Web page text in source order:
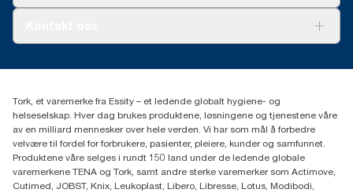
(+47) 22 70 62 00
Fredrik Selmers vei 6
0603 OSLO
Tork, et varemerke fra Essity – et ledende globalt hygiene- og
helseselskap. Hver dag brukes produktene, løsningene og tjenestene våre
av en milliard mennesker over hele verden. Vi har som mål å forbedre
velvære til fordel for forbrukere, pasienter, pleiere, kunder og samfunnet.
Produktene våre selges i rundt 150 land under de ledende globale
varemerkene TENA og Tork, samt andre sterke varemerker som Actimove,
Cutimed, JOBST, Knix, Leukoplast, Libero, Libresse, Lotus, Modibodi,